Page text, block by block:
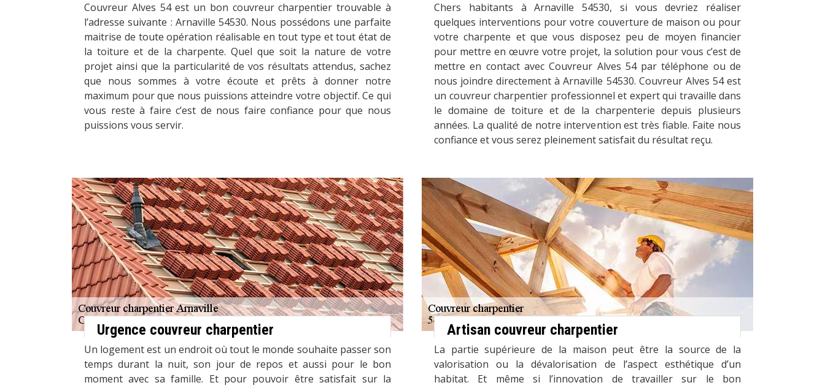
Couvreur Alves 54 est un bon couvreur charpentier trouvable à
l’adresse suivante : Arnaville 54530. Nous possédons une parfaite
maitrise de toute opération réalisable en tout type et tout état de
la toiture et de la charpente. Quel que soit la nature de votre
projet ainsi que la particularité de vos résultats attendus, sachez
que nous sommes à votre écoute et prêts à donner notre
maximum pour que nous puissions atteindre votre objectif. Ce qui
vous reste à faire c’est de nous faire confiance pour que nous
puissions vous servir.
Chers habitants à Arnaville 54530, si vous devriez réaliser
quelques interventions pour votre couverture de maison ou pour
votre charpente et que vous disposez peu de moyen financier
pour mettre en œuvre votre projet, la solution pour vous c’est de
mettre en contact avec Couvreur Alves 54 par téléphone ou de
nous joindre directement à Arnaville 54530. Couvreur Alves 54 est
un couvreur charpentier professionnel et expert qui travaille dans
le domaine de toiture et de la charpenterie depuis plusieurs
années. La qualité de notre intervention est très fiable. Faite nous
confiance et vous serez pleinement satisfait du résultat reçu.
Urgence couvreur charpentier
Un logement est un endroit où tout le monde souhaite passer son
temps durant la nuit, son jour de repos et aussi pour le bon
moment avec sa famille. Et pour pouvoir être satisfait sur la
Artisan couvreur charpentier
La partie supérieure de la maison peut être la source de la
valorisation ou la dévalorisation de l’aspect esthétique d’un
habitat. Et même si l’innovation de travailler sur le bon